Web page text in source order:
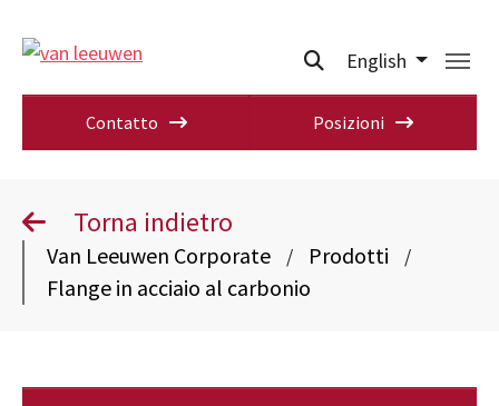
English
Contatto Posizioni
Torna indietro
Van Leeuwen Corporate / Prodotti /
Flange in acciaio al carbonio